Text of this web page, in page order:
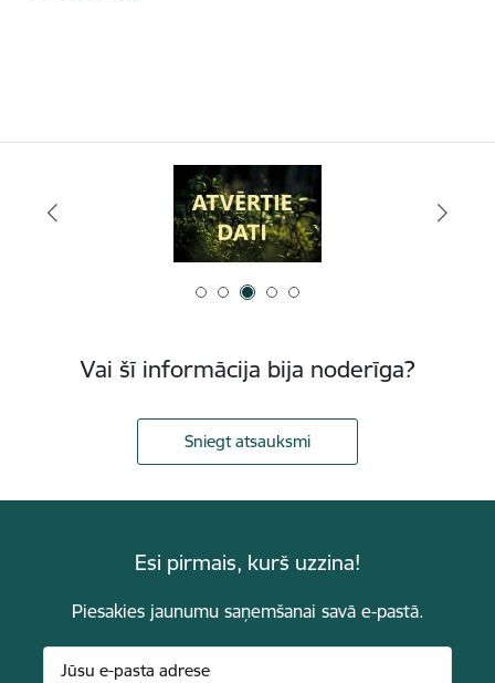
Vai šī informācija bija noderīga?
Sniegt atsauksmi
Esi pirmais, kurš uzzina!
Piesakies jaunumu saņemšanai savā e-pastā.